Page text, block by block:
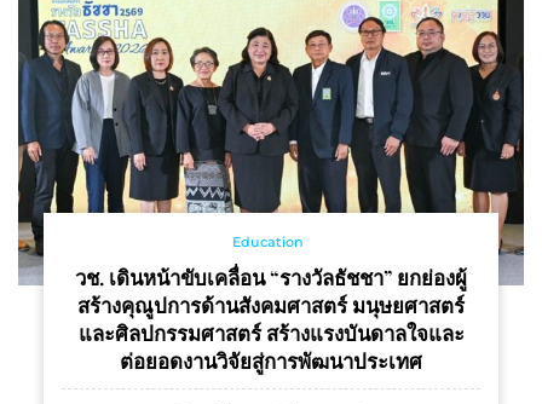
Education
วช. เดินหน้าขับเคลื่อน “รางวัลธัชชา” ยกย่องผู้
สร้างคุณูปการด้านสังคมศาสตร์ มนุษยศาสตร์
และศิลปกรรมศาสตร์ สร้างแรงบันดาลใจและ
ต่อยอดงานวิจัยสู่การพัฒนาประเทศ